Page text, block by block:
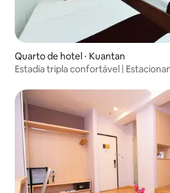
Quarto de hotel ⋅ Kuantan
Estadia tripla confortável |